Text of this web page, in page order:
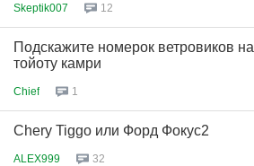
Skeptik007 12
Подскажите номерок ветровиков на
тойоту камри
Chief 1
Chery Tiggo или Форд Фокус2
ALEX999 32